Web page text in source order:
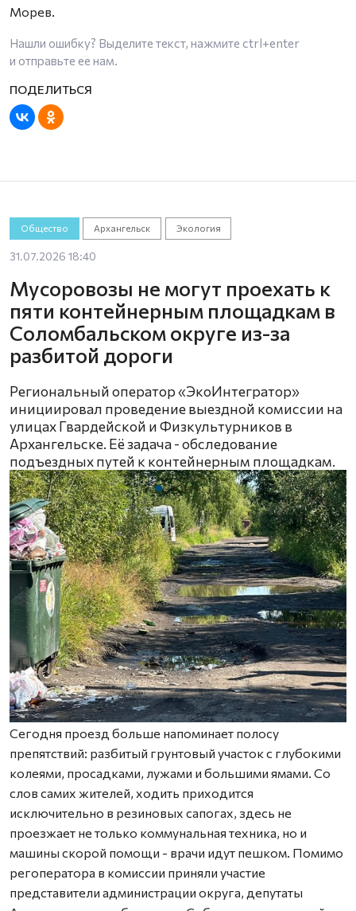
Морев.
Нашли ошибку? Выделите текст, нажмите ctrl+enter
и отправьте ее нам.
Общество Архангельск Экология
31.07.2026 18:40
Мусоровозы не могут проехать к
пяти контейнерным площадкам в
Соломбальском округе из-за
разбитой дороги
Региональный оператор «ЭкоИнтегратор»
инициировал проведение выездной комиссии на
улицах Гвардейской и Физкультурников в
Архангельске. Её задача - обследование
подъездных путей к контейнерным площадкам.
Сегодня проезд больше напоминает полосу
препятствий: разбитый грунтовый участок с глубокими
колеями, просадками, лужами и большими ямами. Со
слов самих жителей, ходить приходится
исключительно в резиновых сапогах, здесь не
проезжает не только коммунальная техника, но и
машины скорой помощи - врачи идут пешком. Помимо
регоператора в комиссии приняли участие
представители администрации округа, депутаты